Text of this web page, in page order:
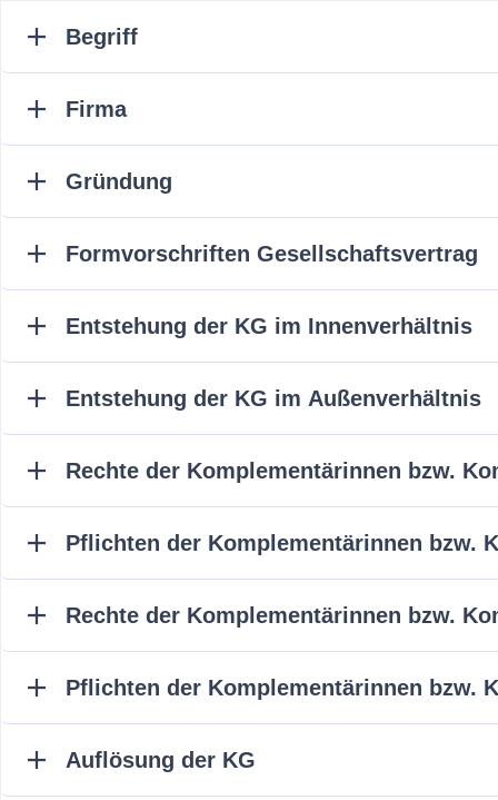
Begriff
Firma
Gründung
Formvorschriften Gesellschaftsvertrag
Entstehung der KG im Innenverhältnis
Entstehung der KG im Außenverhältnis
Rechte der Komplementärinnen bzw.
Pflichten der Komplementärinnen bzw.
Rechte der Komplementärinnen bzw.
Pflichten der Komplementärinnen bzw.
Auflösung der KG